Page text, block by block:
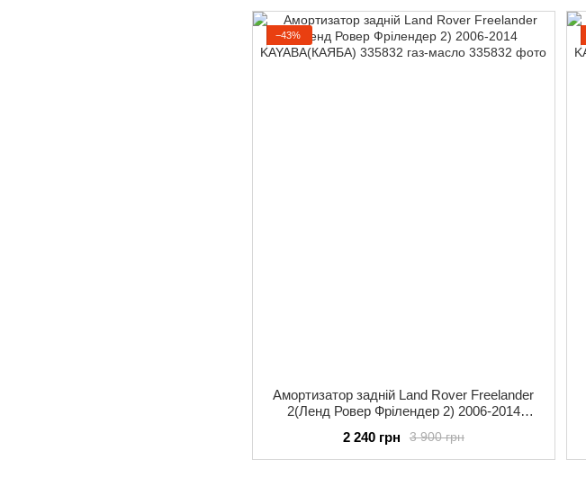
−43%
Амортизатор задній Land Rover Freelander
2(Ленд Ровер Фрілендер 2) 2006-2014
3 900 грн
2 240 грн